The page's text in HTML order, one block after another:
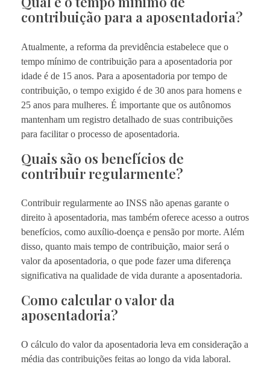
contribuição para a aposentadoria?
Atualmente, a reforma da previdência estabelece que o
tempo mínimo de contribuição para a aposentadoria por
idade é de 15 anos. Para a aposentadoria por tempo de
contribuição, o tempo exigido é de 30 anos para homens e
25 anos para mulheres. É importante que os autônomos
mantenham um registro detalhado de suas contribuições
para facilitar o processo de aposentadoria.
Quais são os benefícios de
contribuir regularmente?
Contribuir regularmente ao INSS não apenas garante o
direito à aposentadoria, mas também oferece acesso a outros
benefícios, como auxílio-doença e pensão por morte. Além
disso, quanto mais tempo de contribuição, maior será o
valor da aposentadoria, o que pode fazer uma diferença
significativa na qualidade de vida durante a aposentadoria.
Como calcular o valor da
aposentadoria?
O cálculo do valor da aposentadoria leva em consideração a
média das contribuições feitas ao longo da vida laboral.